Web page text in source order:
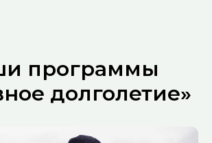
программы
долголетие»